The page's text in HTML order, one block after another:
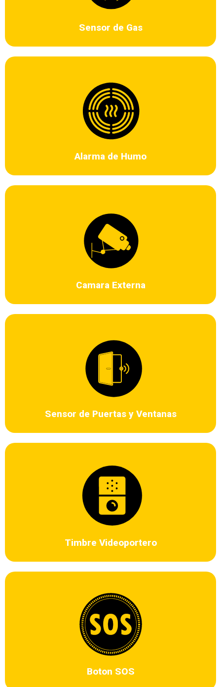
Sensor de Gas
Alarma de Humo
Dispositivos especializados para detectar la presencia de un
incendio en el interior de un edificio.
Camara Externa
Cámaras que soportan intercomunicador de voz bidireccional,
Infrarrojos, Detección humanoide el cual acciona la alarma de la
cámara y envía alarma al celular y la central de monitoreo, Admite
almacenamiento en tarjeta de memoria y almacenamiento en la nube,
Admite rotación 355 grados y una inclinación vertical de 90 grados,
Soporta múltiples personas para ver reproducción de video, fácil
Sensor de Puertas y Ventanas
Se trata de un sensor que forma un circuito cerrado por un imán y un
contacto muy sensible que al separarse, provoca un salto de alarma.
Timbre Videoportero
Dispositivo automático con cámara para controlar la entrada de
personas a un inmueble, el cual permite el reconocimiento visual y de
voz.
Boton SOS
Es un botón de emergencia que con solo oprimir el botón activa
la alarma de seguridad y envía el mensaje de auxilio a la central
de monitoreo de manera inmediata.